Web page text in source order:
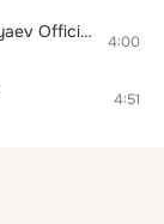
Ne Pokidaj (Tony Kart & Dj Valera Belyaev Official Remix) 4:00
4:51